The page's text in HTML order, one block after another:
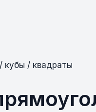
кубы / квадраты